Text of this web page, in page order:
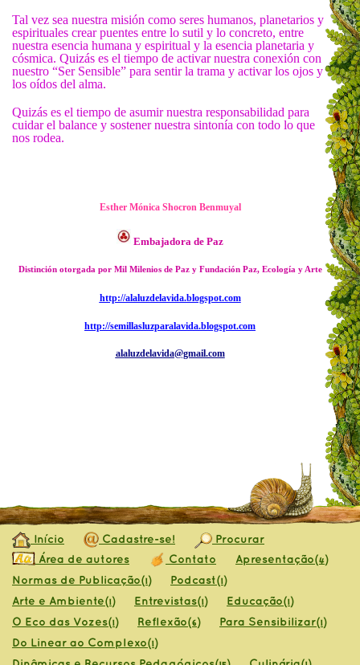
Tal vez sea nuestra misión como seres humanos, planetarios y
espirituales crear puentes entre lo sutil y lo concreto, entre
nuestra esencia humana y espiritual y la esencia planetaria y
cósmica. Quizás es el tiempo de activar nuestra conexión con
nuestro “Ser Sensible” para sentir la trama y activar los ojos y
los oídos del alma.
Quizás es el tiempo de asumir nuestra responsabilidad para
cuidar el balance y sostener nuestra sintonía con todo lo que
nos rodea.
Esther Mónica Shocron Benmuyal
Embajadora de Paz
Distinción otorgada por Mil Milenios de Paz y Fundación Paz, Ecología y Arte
http://alaluzdelavida.blogspot.com
http://semillasluzparalavida.blogspot.com
alaluzdelavida@gmail.com
Início Cadastre-se!
Procurar
Área de autores
Contato Apresentação(4)
Normas de Publicação(1) Podcast(1)
Arte e Ambiente(1) Entrevistas(1) Educação(1)
O Eco das Vozes(1) Reflexão(6) Para Sensibilizar(1)
Do Linear ao Complexo(1)